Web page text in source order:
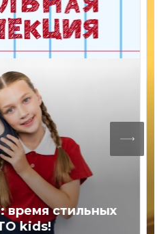
время стильных
kids!